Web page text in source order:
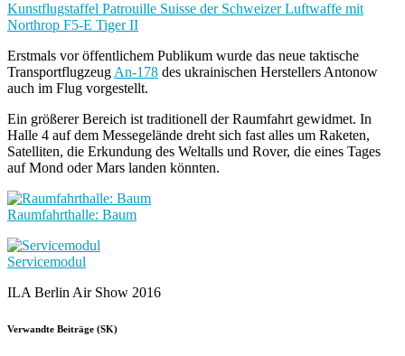
Kunstflugstaffel Patrouille Suisse der Schweizer Luftwaffe mit
Northrop F5-E Tiger II
Erstmals vor öffentlichem Publikum wurde das neue taktische
Transportflugzeug An-178 des ukrainischen Herstellers Antonow
auch im Flug vorgestellt.
Ein größerer Bereich ist traditionell der Raumfahrt gewidmet. In
Halle 4 auf dem Messegelände dreht sich fast alles um Raketen,
Satelliten, die Erkundung des Weltalls und Rover, die eines Tages
auf Mond oder Mars landen könnten.
Raumfahrthalle: Baum
Servicemodul
ILA Berlin Air Show 2016
Verwandte Beiträge (SK)